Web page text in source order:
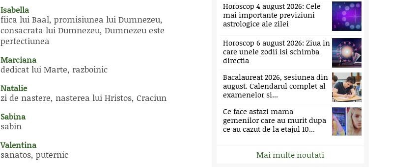
Isabella
fiica lui Baal, promisiunea lui Dumnezeu,
consacrata lui Dumnezeu, Dumnezeu este
perfectiunea
Marciana
dedicat lui Marte, razboinic
Natalie
zi de nastere, nasterea lui Hristos, Craciun
Sabina
sabin
Valentina
sanatos, puternic
Horoscop 4 august 2026: Cele
mai importante previziuni
astrologice ale zilei
Horoscop 6 august 2026: Ziua in
care unele zodii isi schimba
directia
Bacalaureat 2026, sesiunea din
august. Calendarul complet al
examenelor si...
Ce face astazi mama
gemenilor care au murit dupa
ce au cazut de la etajul 10...
Mai multe noutati